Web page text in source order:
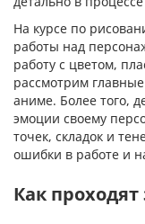
На курсе по
работы над
работу с цветом,
рассмотрим
аниме. Более того,
эмоции своему
точек, складок и
ошибки в работе и
Как проходят